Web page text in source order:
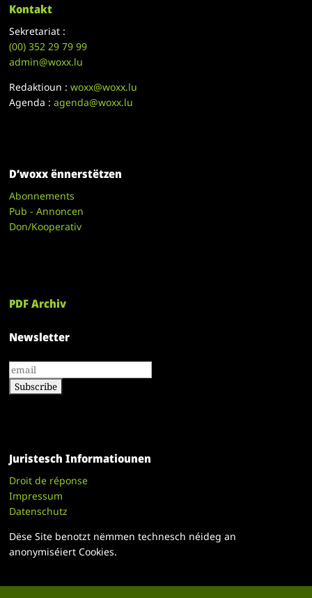
Kontakt
Sekretariat :
(00)352 29 79 99
admin@woxx.lu
Redaktioun :woxx@woxx.lu
Agenda :agenda@woxx.lu
D’woxx ënnerstëtzen
Abonnements
Pub - Annoncen
Don/Kooperativ
PDF Archiv
Newsletter
Juristesch Informatiounen
Droit de réponse
Impressum
Datenschutz
Dëse Site benotzt nëmmen technesch néideg an
anonymiséiert Cookies.